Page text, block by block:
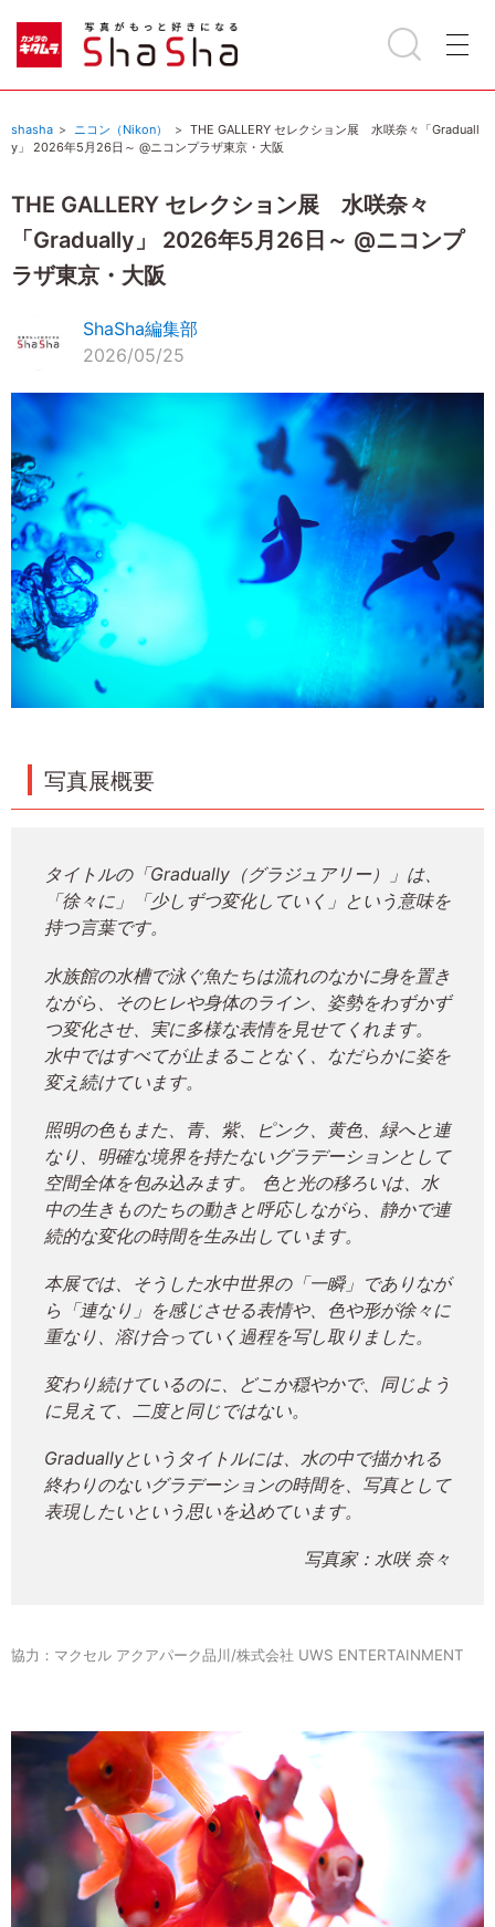
shasha ニコン（Nikon）
THE GALLERY セレクション展 水咲奈々「Graduall
y」 2026年5月26日～ @ニコンプラザ東京・大阪
THE GALLERY セレクション展 水咲奈々
「Gradually」 2026年5月26日～ @ニコンプ
ラザ東京・大阪
ShaSha編集部
2026/05/25
写真展概要
タイトルの「Gradually（グラジュアリー）」は、
「徐々に」「少しずつ変化していく」という意味を
持つ言葉です。
水族館の水槽で泳ぐ魚たちは流れのなかに身を置き
ながら、そのヒレや身体のライン、姿勢をわずかず
つ変化させ、実に多様な表情を見せてくれます。
水中ではすべてが止まることなく、なだらかに姿を
変え続けています。
照明の色もまた、青、紫、ピンク、黄色、緑へと連
なり、明確な境界を持たないグラデーションとして
空間全体を包み込みます。 色と光の移ろいは、水
中の生きものたちの動きと呼応しながら、静かで連
続的な変化の時間を生み出しています。
本展では、そうした水中世界の「一瞬」でありなが
ら「連なり」を感じさせる表情や、色や形が徐々に
重なり、溶け合っていく過程を写し取りました。
変わり続けているのに、どこか穏やかで、同じよう
に見えて、二度と同じではない。
Graduallyというタイトルには、水の中で描かれる
終わりのないグラデーションの時間を、写真として
表現したいという思いを込めています。
写真家：水咲 奈々
協力：マクセル アクアパーク品川/株式会社 UWS ENTERTAINMENT